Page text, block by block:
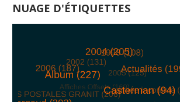
NUAGE D'ÉTIQUETTES